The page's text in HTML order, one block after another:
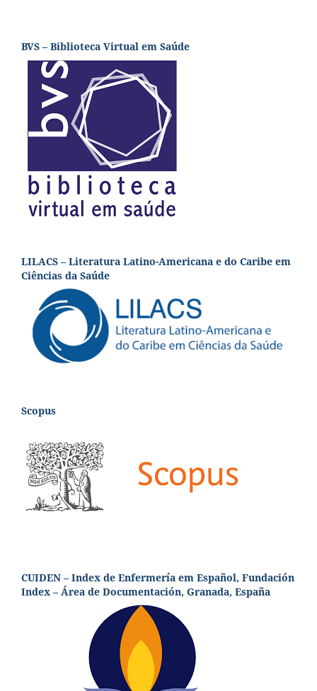
BVS – Biblioteca Virtual em Saúde
LILACS – Literatura Latino-Americana e do Caribe em
Ciências da Saúde
Scopus
CUIDEN – Index de Enfermería em Español, Fundación
Index – Área de Documentación, Granada, España